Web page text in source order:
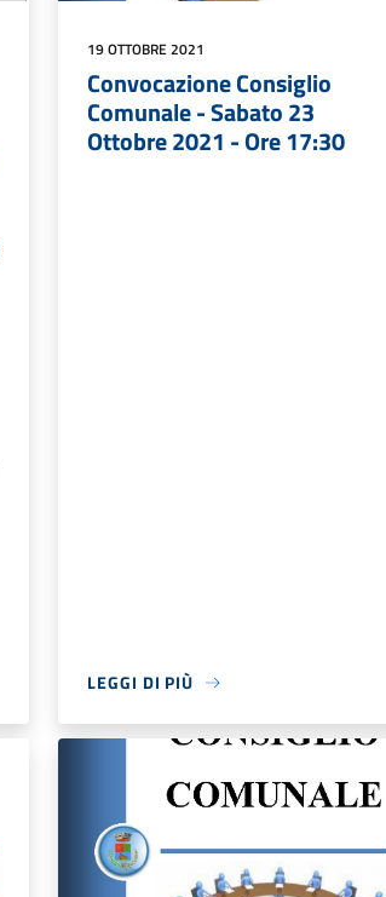
19 OTTOBRE 2021
Convocazione Consiglio
Comunale - Sabato 23
Ottobre 2021 - Ore 17:30
LEGGI DI PIÙ